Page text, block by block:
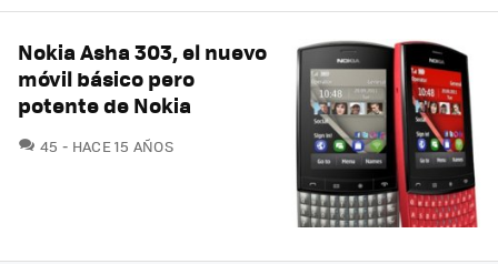
Nokia Asha 303, el nuevo
móvil básico pero
potente de Nokia
45 COMENTARIOS
HACE 15 AÑOS